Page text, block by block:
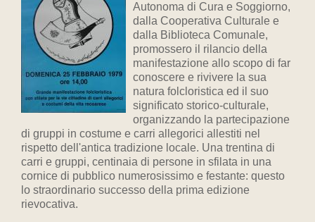
Autonoma di Cura e Soggiorno,
dalla Cooperativa Culturale e
dalla Biblioteca Comunale,
promossero il rilancio della
manifestazione allo scopo di far
conoscere e rivivere la sua
natura folcloristica ed il suo
significato storico-culturale,
organizzando la partecipazione
di gruppi in costume e carri allegorici allestiti nel
rispetto dell'antica tradizione locale. Una trentina di
carri e gruppi, centinaia di persone in sfilata in una
cornice di pubblico numerosissimo e festante: questo
lo straordinario successo della prima edizione
rievocativa.